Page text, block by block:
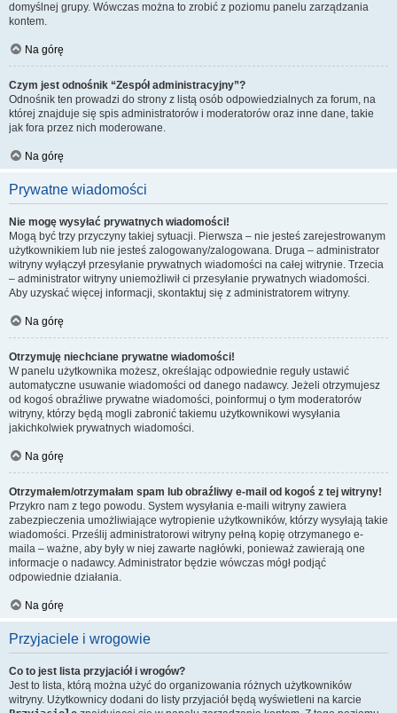
domyślnej grupy. Wówczas można to zrobić z poziomu panelu zarządzania
kontem.
Na górę
Czym jest odnośnik “Zespół administracyjny”?
Odnośnik ten prowadzi do strony z listą osób odpowiedzialnych za forum, na
której znajduje się spis administratorów i moderatorów oraz inne dane, takie
jak fora przez nich moderowane.
Na górę
Prywatne wiadomości
Nie mogę wysyłać prywatnych wiadomości!
Mogą być trzy przyczyny takiej sytuacji. Pierwsza – nie jesteś zarejestrowanym
użytkownikiem lub nie jesteś zalogowany/zalogowana. Druga – administrator
witryny wyłączył przesyłanie prywatnych wiadomości na całej witrynie. Trzecia
– administrator witryny uniemożliwił ci przesyłanie prywatnych wiadomości.
Aby uzyskać więcej informacji, skontaktuj się z administratorem witryny.
Na górę
Otrzymuję niechciane prywatne wiadomości!
W panelu użytkownika możesz, określając odpowiednie reguły ustawić
automatyczne usuwanie wiadomości od danego nadawcy. Jeżeli otrzymujesz
od kogoś obraźliwe prywatne wiadomości, poinformuj o tym moderatorów
witryny, którzy będą mogli zabronić takiemu użytkownikowi wysyłania
jakichkolwiek prywatnych wiadomości.
Na górę
Otrzymałem/otrzymałam spam lub obraźliwy e-mail od kogoś z tej witryny!
Przykro nam z tego powodu. System wysyłania e-maili witryny zawiera
zabezpieczenia umożliwiające wytropienie użytkowników, którzy wysyłają takie
wiadomości. Prześlij administratorowi witryny pełną kopię otrzymanego e-
maila – ważne, aby były w niej zawarte nagłówki, ponieważ zawierają one
informacje o nadawcy. Administrator będzie wówczas mógł podjąć
odpowiednie działania.
Na górę
Przyjaciele i wrogowie
Co to jest lista przyjaciół i wrogów?
Jest to lista, którą można użyć do organizowania różnych użytkowników
witryny. Użytkownicy dodani do listy przyjaciół będą wyświetleni na karcie